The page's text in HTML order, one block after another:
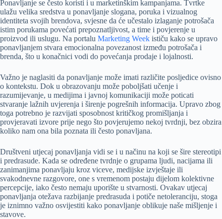
Ponavljanje se često koristi i u marketinškim kampanjama. Tvrtke
ulažu velika sredstva u ponavljanje slogana, poruka i vizualnog
identiteta svojih brendova, svjesne da će učestalo izlaganje potrošača
istim porukama povećati prepoznatljivost, a time i povjerenje u
proizvod ili uslugu. Na portalu Marketing Week ističu kako se upravo
ponavljanjem stvara emocionalna povezanost između potrošača i
brenda, što u konačnici vodi do povećanja prodaje i lojalnosti.
Važno je naglasiti da ponavljanje može imati različite posljedice ovisno
o kontekstu. Dok u obrazovanju može poboljšati učenje i
razumijevanje, u medijima i javnoj komunikaciji može poticati
stvaranje lažnih uvjerenja i širenje pogrešnih informacija. Upravo zbog
toga potrebno je razvijati sposobnost kritičkog promišljanja i
provjeravati izvore prije nego što povjerujemo nekoj tvrdnji, bez obzira
koliko nam ona bila poznata ili često ponavljana.
Društveni utjecaj ponavljanja vidi se i u načinu na koji se šire stereotipi
i predrasude. Kada se određene tvrdnje o grupama ljudi, nacijama ili
zanimanjima ponavljaju kroz viceve, medijske izvještaje ili
svakodnevne razgovore, one s vremenom postaju dijelom kolektivne
percepcije, iako često nemaju uporište u stvarnosti. Ovakav utjecaj
ponavljanja otežava razbijanje predrasuda i potiče netoleranciju, stoga
je iznimno važno osvijestiti kako ponavljanje oblikuje naše mišljenje i
stavove.